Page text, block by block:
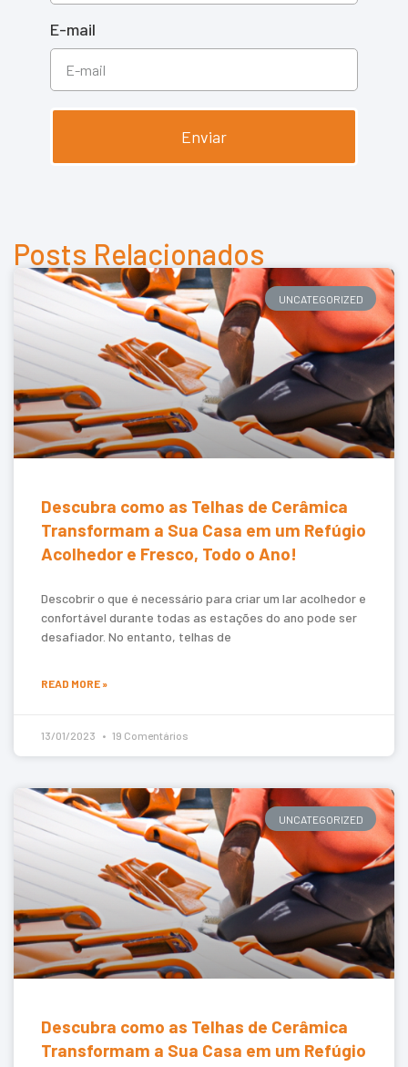
E-mail
Enviar
Posts Relacionados
UNCATEGORIZED
Descubra como as Telhas de Cerâmica
Transformam a Sua Casa em um Refúgio
Acolhedor e Fresco, Todo o Ano!
Descobrir o que é necessário para criar um lar acolhedor e
confortável durante todas as estações do ano pode ser
desafiador. No entanto, telhas de
READ MORE »
13/01/2023 19 Comentários
UNCATEGORIZED
Descubra como as Telhas de Cerâmica
Transformam a Sua Casa em um Refúgio